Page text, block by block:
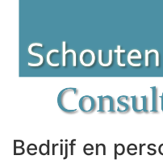
Bedrijf en